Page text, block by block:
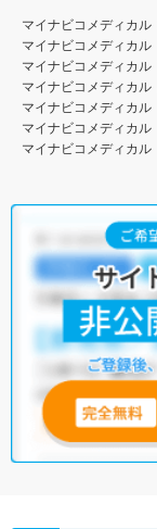
マイナビコメディカル
マイナビコメディカル
マイナビコメディカル
マイナビコメディカル
マイナビコメディカル
マイナビコメディカル
マイナビコメディカル